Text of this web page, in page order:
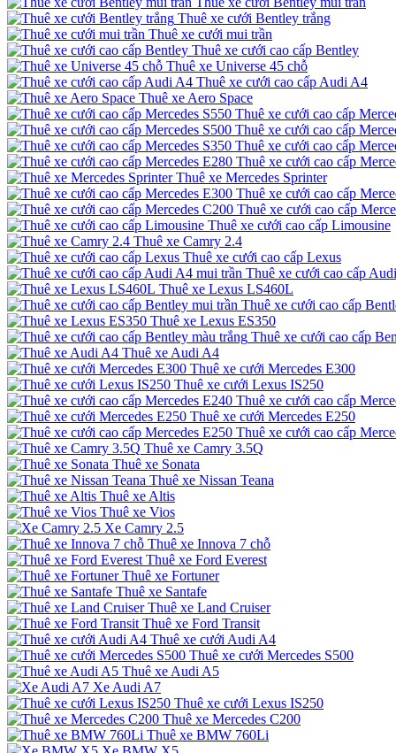
Thuê xe cưới Bentley trắng
Thuê xe cưới mui trần
Thuê xe cưới cao cấp Bentley
Thuê xe Universe 45 chỗ
Thuê xe cưới cao cấp Audi A4
Thuê xe Aero Space
Thuê xe cưới cao cấp
Thuê xe cưới cao cấp
Thuê xe cưới cao cấp
Thuê xe cưới cao cấp
Thuê xe Mercedes Sprinter
Thuê xe cưới cao cấp
Thuê xe cưới cao cấp
Thuê xe cưới cao cấp Limousine
Thuê xe Camry 2.4
Thuê xe cưới cao cấp Lexus
Thuê xe cưới cao cấp
Thuê xe Lexus LS460L
Thuê xe cưới cao cấp
Thuê xe Lexus ES350
Thuê xe cưới cao cấp
Thuê xe Audi A4
Thuê xe cưới Mercedes E300
Thuê xe cưới Lexus IS250
Thuê xe cưới cao cấp
Thuê xe cưới Mercedes E250
Thuê xe cưới cao cấp
Thuê xe Camry 3.5Q
Thuê xe Sonata
Thuê xe Nissan Teana
Thuê xe Altis
Thuê xe Vios
Xe Camry 2.5
Thuê xe Innova 7 chỗ
Thuê xe Ford Everest
Thuê xe Fortuner
Thuê xe Santafe
Thuê xe Land Cruiser
Thuê xe Ford Transit
Thuê xe cưới Audi A4
Thuê xe cưới Mercedes S500
Thuê xe Audi A5
Xe Audi A7
Thuê xe cưới Lexus IS250
Thuê xe Mercedes C200
Thuê xe BMW 760Li